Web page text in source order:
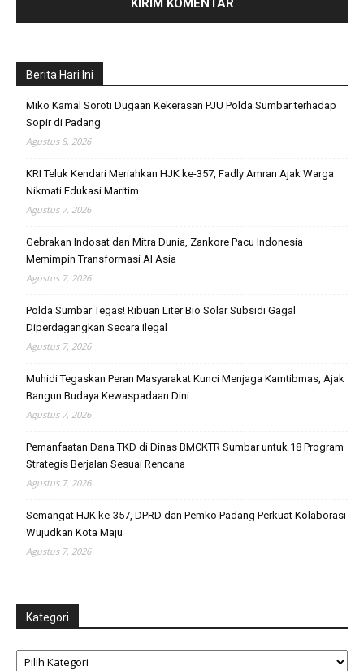
Berita Hari Ini
Miko Kamal Soroti Dugaan Kekerasan PJU Polda Sumbar terhadap
Sopir di Padang
Agustus 8, 2026
KRI Teluk Kendari Meriahkan HJK ke-357, Fadly Amran Ajak Warga
Nikmati Edukasi Maritim
Agustus 7, 2026
Gebrakan Indosat dan Mitra Dunia, Zankore Pacu Indonesia
Memimpin Transformasi AI Asia
Agustus 7, 2026
Polda Sumbar Tegas! Ribuan Liter Bio Solar Subsidi Gagal
Diperdagangkan Secara Ilegal
Agustus 7, 2026
Muhidi Tegaskan Peran Masyarakat Kunci Menjaga Kamtibmas, Ajak
Bangun Budaya Kewaspadaan Dini
Agustus 7, 2026
Pemanfaatan Dana TKD di Dinas BMCKTR Sumbar untuk 18 Program
Strategis Berjalan Sesuai Rencana
Agustus 7, 2026
Semangat HJK ke-357, DPRD dan Pemko Padang Perkuat Kolaborasi
Wujudkan Kota Maju
Agustus 7, 2026
Kategori